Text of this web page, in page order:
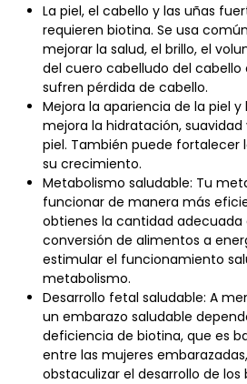
La piel, el cabello y las uñas
requieren biotina. Se usa
mejorar la salud, el brillo, el
del cuero cabelludo del cabello
sufren pérdida de cabello.
Mejora la apariencia de la piel y
mejora la hidratación, suavidad
piel. También puede fortalecer
su crecimiento.
Metabolismo saludable: Tu
funcionar de manera más
obtienes la cantidad adecuada
conversión de alimentos a
estimular el funcionamiento
metabolismo.
Desarrollo fetal saludable: A
un embarazo saludable
deficiencia de biotina, que es
entre las mujeres
obstaculizar el desarrollo de los